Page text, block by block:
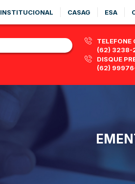
INSTITUCIONAL CASAG ESA
TELEFONE
(62)
DISQUE
(62)